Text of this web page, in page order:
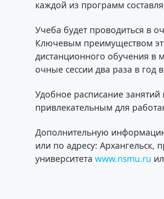
каждой из программ
Учеба будет проводиться в
Ключевым преимуществом
дистанционного обучения в
очные сессии два раза в год
Удобное расписание
привлекательным для
Дополнительную
или по адресу: Архангельск,
университетаwww.nsmu.ru